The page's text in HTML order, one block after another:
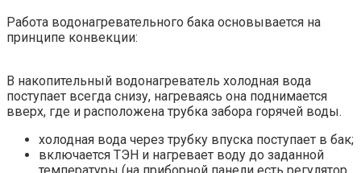
Работа водонагревательного бака основывается на
принципе конвекции:
В накопительный водонагреватель холодная вода
поступает всегда снизу, нагреваясь она поднимается
вверх, где и расположена трубка забора горячей воды.
холодная вода через трубку впуска поступает в бак;
включается ТЭН и нагревает воду до заданной